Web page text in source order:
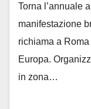
Torna l’annuale
manifestazione
richiama a
Europa.
in zona…